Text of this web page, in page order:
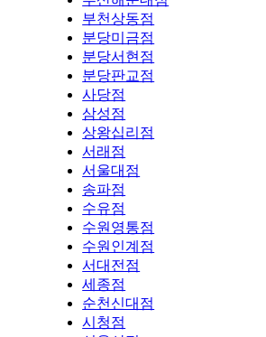
부천상동점
분당미금점
분당서현점
분당판교점
사당점
삼성점
상왕십리점
서래점
서울대점
송파점
수유점
수원영통점
수원인계점
서대전점
세종점
순천신대점
시청점